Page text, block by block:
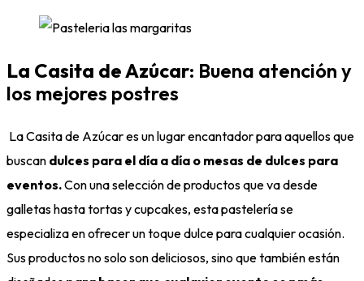
La Casita de Azúcar: Buena atención y
los mejores postres
La Casita de Azúcar es un lugar encantador para aquellos que
buscan dulces para el día a día o mesas de dulces para
eventos.Con una selección de productos que va desde
galletas hasta tortas y cupcakes, esta pastelería se
especializa en ofrecer un toque dulce para cualquier ocasión.
Sus productos no solo son deliciosos, sino que también están